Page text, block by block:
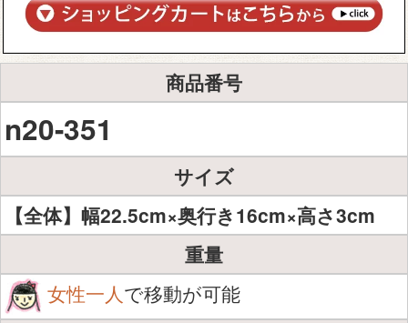
商品番号
n20-351
サイズ
【全体】幅22.5cm×奥行き16cm×高さ3cm
重量
女性一人で移動が可能